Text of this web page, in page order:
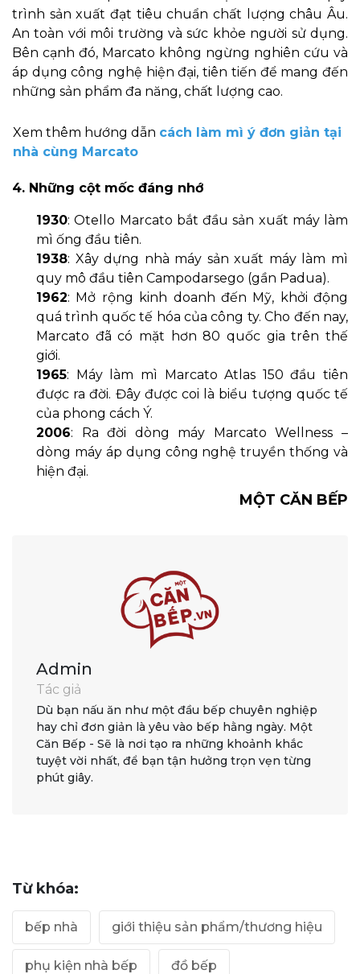
trình sản xuất đạt tiêu chuẩn chất lượng châu Âu.
An toàn với môi trường và sức khỏe người sử dụng.
Bên cạnh đó, Marcato không ngừng nghiên cứu và
áp dụng công nghệ hiện đại, tiên tiến để mang đến
những sản phẩm đa năng, chất lượng cao.
Xem thêm hướng dẫn cách làm mì ý đơn giản tại
nhà cùng Marcato
4. Những cột mốc đáng nhớ
1930: Otello Marcato bắt đầu sản xuất máy làm
mì ống đầu tiên.
1938: Xây dựng nhà máy sản xuất máy làm mì
quy mô đầu tiên Campodarsego (gần Padua).
1962: Mở rộng kinh doanh đến Mỹ, khởi động
quá trình quốc tế hóa của công ty. Cho đến nay,
Marcato đã có mặt hơn 80 quốc gia trên thế
giới.
1965: Máy làm mì Marcato Atlas 150 đầu tiên
được ra đời. Đây được coi là biểu tượng quốc tế
của phong cách Ý.
2006: Ra đời dòng máy Marcato Wellness –
dòng máy áp dụng công nghệ truyền thống và
hiện đại.
MỘT CĂN BẾP
Admin
Tác giả
Dù bạn nấu ăn như một đầu bếp chuyên nghiệp
hay chỉ đơn giản là yêu vào bếp hằng ngày. Một
Căn Bếp - Sẽ là nơi tạo ra những khoảnh khắc
tuyệt vời nhất, để bạn tận hưởng trọn vẹn từng
phút giây.
Từ khóa:
bếp nhà giới thiệu sản phẩm/thương hiệu
phụ kiện nhà bếp đồ bếp